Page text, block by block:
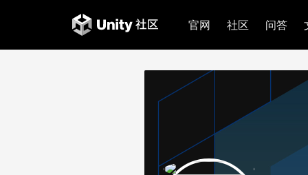
官网 社区 问答